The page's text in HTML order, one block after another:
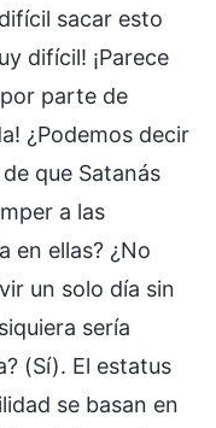
sacar esto
difícil! ¡Parece
parte de
¿Podemos decir
que Satanás
a las
en ellas? ¿No
un solo día sin
sería
(Sí). El estatus
se basan en